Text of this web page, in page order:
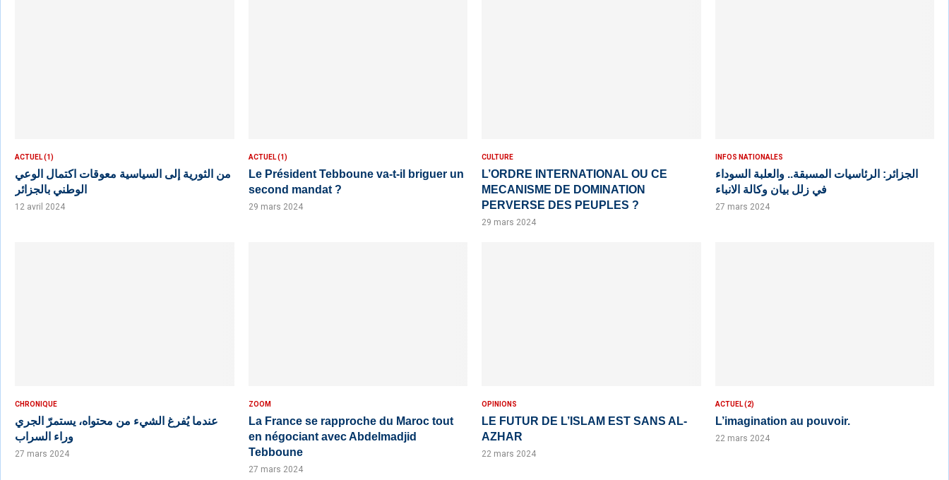
ACTUEL (1)
من الثورية إلى السياسية معوقات اكتمال الوعي
الوطني بالجزائر
12 avril 2024
ACTUEL (1)
Le Président Tebboune va-t-il briguer un
second mandat ?
29 mars 2024
CULTURE
L’ORDRE INTERNATIONAL OU CE
MECANISME DE DOMINATION
PERVERSE DES PEUPLES ?
29 mars 2024
INFOS NATIONALES
الجزائر: الرئاسيات المسبقة.. والعلبة السوداء
في زلل بيان وكالة الانباء
27 mars 2024
CHRONIQUE
عندما يُفرغ الشيء من محتواه، يستمرّ الجري
وراء السراب
27 mars 2024
ZOOM
La France se rapproche du Maroc tout
en négociant avec Abdelmadjid
Tebboune
27 mars 2024
OPINIONS
LE FUTUR DE L’ISLAM EST SANS AL-
AZHAR
22 mars 2024
ACTUEL (2)
L’imagination au pouvoir.
22 mars 2024